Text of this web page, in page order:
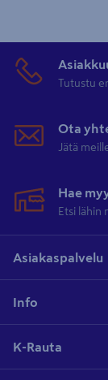
oikeat työvälineet
Tutustu
Ota
Jätä
Hae
Etsi lähin
Asiakaspalvelu
Info
K-Rauta